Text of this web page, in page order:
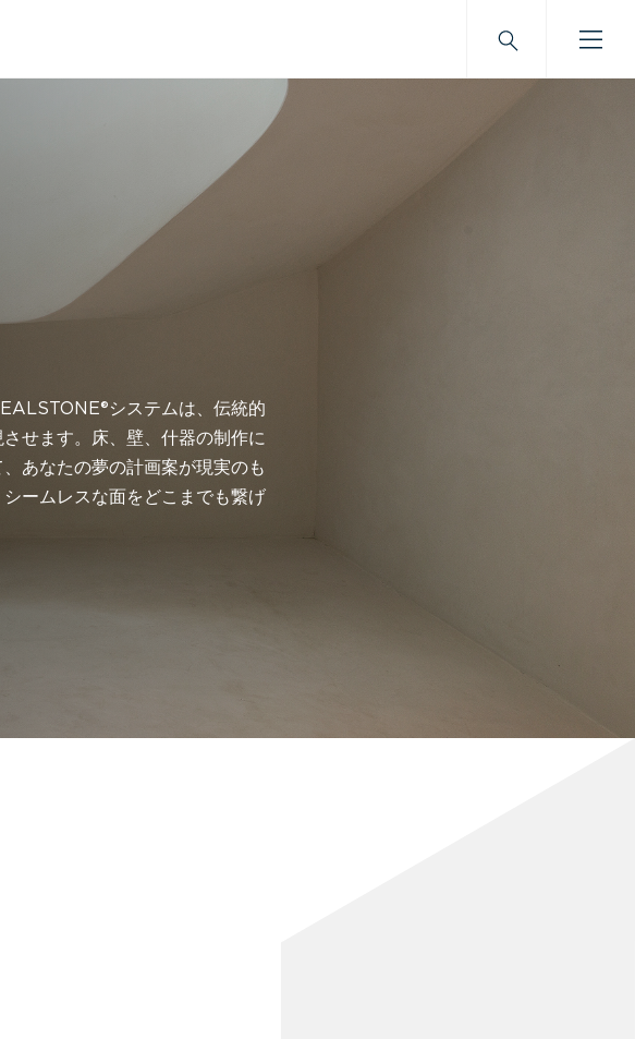
システムは、伝統的
せます。
床、壁、什器の制作に
あなたの夢の計画案が現実のも
ームレスな面をどこまでも繋げ